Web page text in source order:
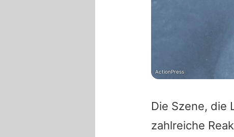
Die Szene, die
zahlreiche
ActionPress